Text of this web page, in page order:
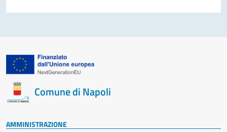
Comune di Napoli
AMMINISTRAZIONE